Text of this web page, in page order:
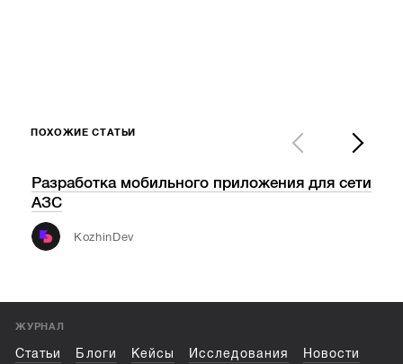
ПОХОЖИЕ СТАТЬИ
Разработка мобильного приложения для сети
АЗС
KozhinDev
ЖУРНАЛ
Статьи Блоги Кейсы Исследования Новости